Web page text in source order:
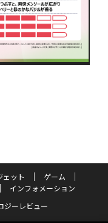
ェット
ゲーム
インフォメーション
ジーレビュー